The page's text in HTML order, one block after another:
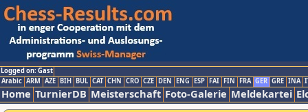
Logged on: Gast
Arabic ARM AZE BIH BUL CAT CHN CRO CZE DEN ENG ESP FAI FIN FRA GER GRE INA
Home TurnierDB Meisterschaft Foto-Galerie Meldekartei